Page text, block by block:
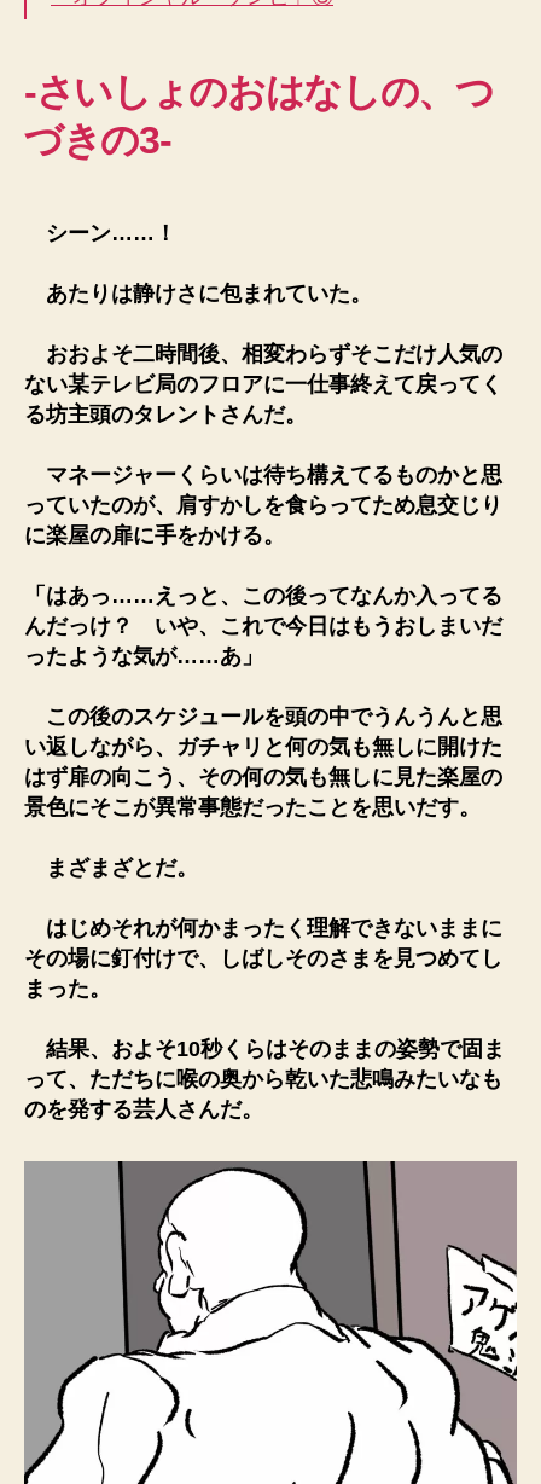
-さいしょのおはなしの、つ
づきの3-
シーン……！
あたりは静けさに包まれていた。
おおよそ二時間後、相変わらずそこだけ人気の
ない某テレビ局のフロアに一仕事終えて戻ってく
る坊主頭のタレントさんだ。
マネージャーくらいは待ち構えてるものかと思
っていたのが、肩すかしを食らってため息交じり
に楽屋の扉に手をかける。
「はあっ……えっと、この後ってなんか入ってる
んだっけ？ いや、これで今日はもうおしまいだ
ったような気が……あ」
この後のスケジュールを頭の中でうんうんと思
い返しながら、ガチャリと何の気も無しに開けた
はず扉の向こう、その何の気も無しに見た楽屋の
景色にそこが異常事態だったことを思いだす。
まざまざとだ。
はじめそれが何かまったく理解できないままに
その場に釘付けで、しばしそのさまを見つめてし
まった。
結果、およそ10秒くらはそのままの姿勢で固ま
って、ただちに喉の奥から乾いた悲鳴みたいなも
のを発する芸人さんだ。